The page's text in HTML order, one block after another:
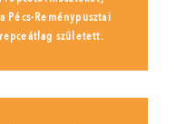
Pécs-Reménypusztai
született.